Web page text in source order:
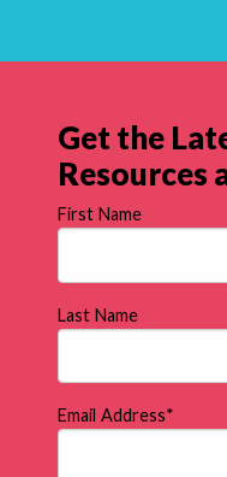
Get the
Resources
First Name
Last Name
Email Address*